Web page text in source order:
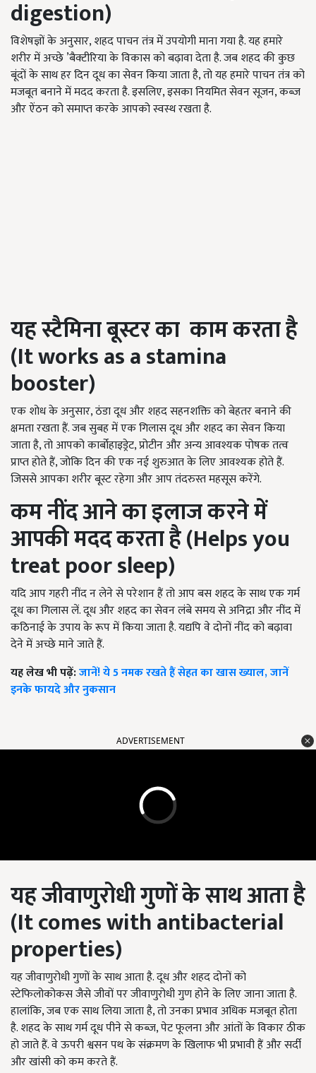
digestion)
विशेषज्ञों के अनुसार, शहद पाचन तंत्र में उपयोगी माना गया है. यह हमारे
शरीर में अच्छे ’बैक्टीरिया के विकास को बढ़ावा देता है. जब शहद की कुछ
बूंदों के साथ हर दिन दूध का सेवन किया जाता है, तो यह हमारे पाचन तंत्र को
मजबूत बनाने में मदद करता है. इसलिए, इसका नियमित सेवन सूजन, कब्ज
और ऐंठन को समाप्त करके आपको स्वस्थ रखता है.
यह स्टैमिना बूस्टर का काम करता है
(It works as a stamina
booster)
एक शोध के अनुसार, ठंडा दूध और शहद सहनशक्ति को बेहतर बनाने की
क्षमता रखता हैं. जब सुबह में एक गिलास दूध और शहद का सेवन किया
जाता है, तो आपको कार्बोहाइड्रेट, प्रोटीन और अन्य आवश्यक पोषक तत्व
प्राप्त होते हैं, जोकि दिन की एक नई शुरुआत के लिए आवश्यक होते हैं.
जिससे आपका शरीर बूस्ट रहेगा और आप तंदरुस्त महसूस करेंगे.
कम नींद आने का इलाज करने में
आपकी मदद करता है (Helps you
treat poor sleep)
यदि आप गहरी नींद न लेने से परेशान हैं तो आप बस शहद के साथ एक गर्म
दूध का गिलास लें. दूध और शहद का सेवन लंबे समय से अनिद्रा और नींद में
कठिनाई के उपाय के रूप में किया जाता है. यद्यपि वे दोनों नींद को बढ़ावा
देने में अच्छे माने जाते हैं.
यह लेख भी पढ़ें:जानें! ये5नमक रखते हैं सेहत का खास ख्याल,जानें
इनके फायदे और नुकसान
ADVERTISEMENT
यह जीवाणुरोधी गुणों के साथ आता है
(It comes with antibacterial
properties)
यह जीवाणुरोधी गुणों के साथ आता है. दूध और शहद दोनों को
स्टेफिलोकोकस जैसे जीवों पर जीवाणुरोधी गुण होने के लिए जाना जाता है.
हालांकि, जब एक साथ लिया जाता है, तो उनका प्रभाव अधिक मजबूत होता
है. शहद के साथ गर्म दूध पीने से कब्ज, पेट फूलना और आंतों के विकार ठीक
हो जाते हैं. वे ऊपरी श्वसन पथ के संक्रमण के खिलाफ भी प्रभावी हैं और सर्दी
और खांसी को कम करते हैं.